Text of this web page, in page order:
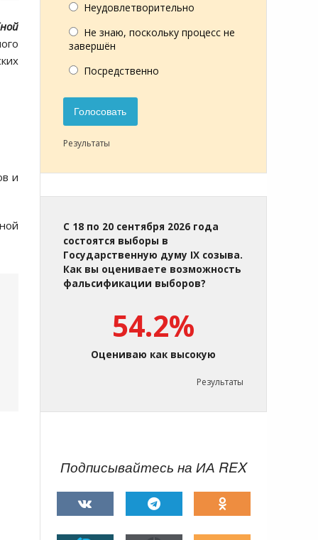
и
Неудовлетворительно
Не знаю, поскольку процесс не
завершён
Посредственно
Голосовать
Результаты
С 18 по 20 сентября 2026 года
состоятся выборы в
Государственную думу IX созыва.
Как вы оцениваете возможность
фальсификации выборов?
54.2%
Оцениваю как высокую
Результаты
Подписывайтесь на ИА REX